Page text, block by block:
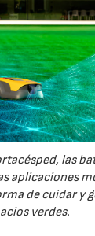
las
aplicaciones
de cuidar y
verdes.